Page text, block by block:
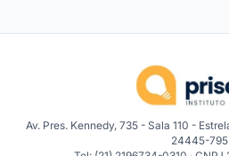
Av. Pres. Kennedy, 735 - Sala 110 -
24445-795